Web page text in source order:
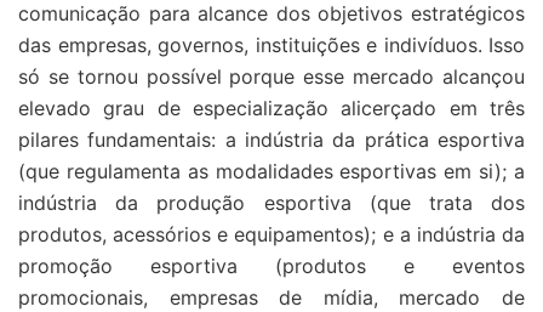
comunicação para alcance dos objetivos estratégicos
das empresas, governos, instituições e indivíduos. Isso
só se tornou possível porque esse mercado alcançou
elevado grau de especialização alicerçado em três
pilares fundamentais: a indústria da prática esportiva
(que regulamenta as modalidades esportivas em si); a
indústria da produção esportiva (que trata dos
produtos, acessórios e equipamentos); e a indústria da
promoção esportiva (produtos e eventos
promocionais, empresas de mídia, mercado de